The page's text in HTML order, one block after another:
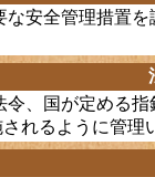
安全管理措置
、国が定める
れるように管理